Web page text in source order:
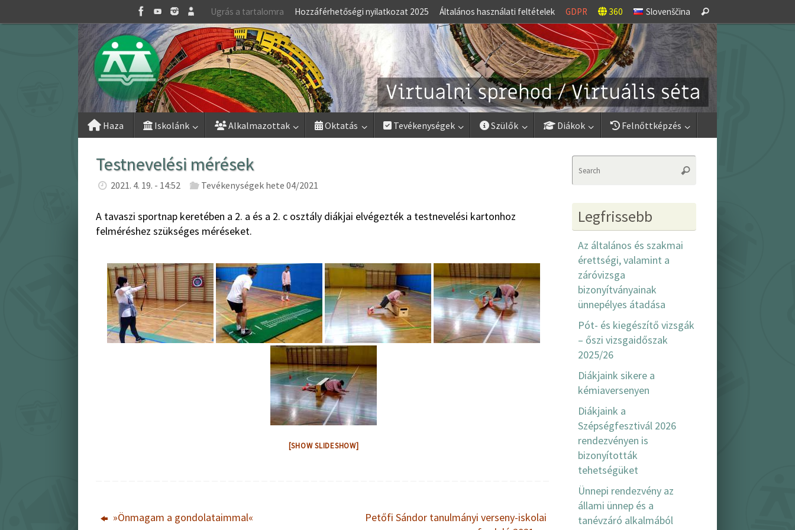
to
Ugrás a tartalomra Hozzáférhetőségi nyilatkozat 2025 Általános használati feltételek GDPR 360 Slovenščina
for:
Search
Skip
Haza Iskolánk Alkalmazottak Oktatás Tevékenységek Szülők Diákok Felnőttképzés
Testnevelési mérések
2021. 4. 19. - 14:52 Tevékenységek hete 04/2021
A tavaszi sportnap keretében a 2. a és a 2. c osztály diákjai elvégezték a testnevelési kartonhoz
felméréshez szükséges méréseket.
[SHOW SLIDESHOW]
»Önmagam a gondolataimmal«
Petőfi Sándor tanulmányi verseny-iskolai
Search
Legfrissebb
Az általános és szakmai
érettségi, valamint a
záróvizsga
bizonyítványainak
ünnepélyes átadása
Pót- és kiegészítő vizsgák
– őszi vizsgaidőszak
2025/26
Diákjaink sikere a
kémiaversenyen
Diákjaink a
Szépségfesztivál 2026
rendezvényen is
bizonyították
tehetségüket
Ünnepi rendezvény az
állami ünnep és a
tanévzáró alkalmából